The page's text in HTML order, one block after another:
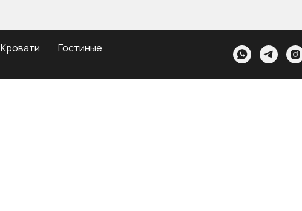
Кровати
Гостиные